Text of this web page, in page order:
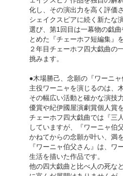
化し、その演出力を高く評価
シェイクスピアに続く新たな
選び、第1回目は一幕物の戯
とめた『チェーホフ短編集』
２年目チェーホフ四大戯曲の
挑みます。
●木場勝己、念願の『ワーニャ
主役ワーニャを演じるのは、
その幅広い活動と確かな演技
優賞や紀伊國屋演劇賞個人賞
チェーホフ四大戯曲では『三
していますが、『ワーニャ伯
かねてからの念願が叶い、満
『ワーニャ伯父さん』は、ワ
生活を描いた作品です。
他の四大戯曲と比べ人の死な